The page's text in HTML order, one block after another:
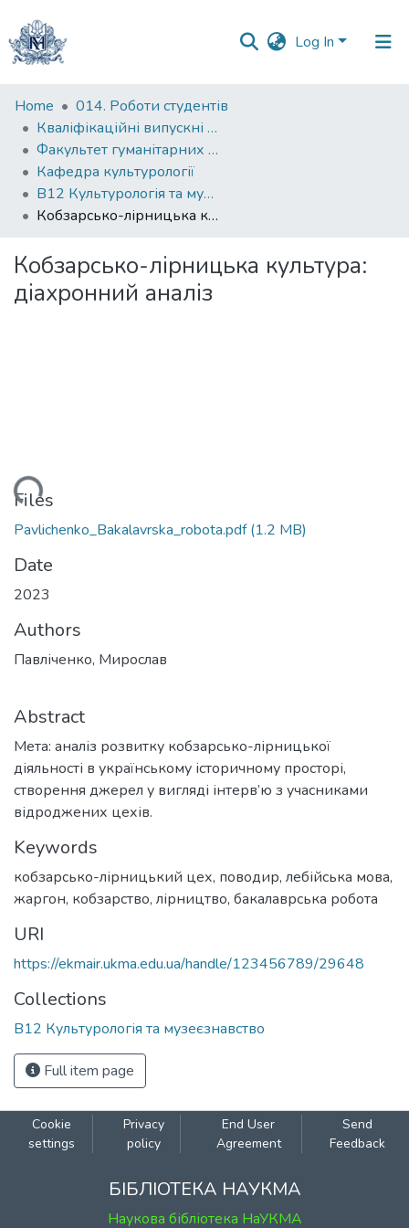
Log In
Communities
&
Collections
All of DSpace
Home
014. Роботи студентів
Кваліфікаційні випускні роботи здобувачів вищої освіти бакалаврських програм
Факультет гуманітарних наук
Кафедра культурології
B12 Культурологія та музеєзнавство
Кобзарсько-лірницька культура: діахронний аналіз
Кобзарсько-лірницька культура:
діахронний аналіз
Files
Pavlichenko_Bakalavrska_robota.pdf(1.2 MB)
Date
2023
Authors
Павліченко, Мирослав
Abstract
Мета: аналіз розвитку кобзарсько-лірницької
діяльності в українському історичному просторі,
створення джерел у вигляді інтерв’ю з учасниками
відроджених цехів.
Keywords
кобзарсько-лірницький цех, поводир, лебійська мова,
жаргон, кобзарство, лірництво, бакалаврська робота
URI
https://ekmair.ukma.edu.ua/handle/123456789/29648
Collections
B12 Культурологія та музеєзнавство
Full item page
Cookie
settings
Privacy
policy
End User
Agreement
Send
Feedback
БІБЛІОТЕКА НАУКМА
Наукова бібліотека НаУКМА